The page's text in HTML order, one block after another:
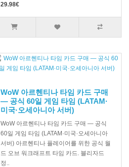
29.98€
WoW 아르헨티나 타임 카드 구매
— 공식 60일 게임 타임 (LATAM·
미국·오세아니아 서버)
WoW 아르헨티나 타임 카드 구매 — 공식
60일 게임 타임 (LATAM·미국·오세아니아
서버) 아르헨티나 플레이어를 위한 공식 월
드 오브 워크래프트 타임 카드. 블리자드
정..